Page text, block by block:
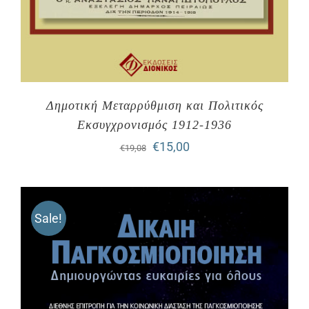
Δημοτική Μεταρρύθμιση και Πολιτικός
Εκσυγχρονισμός 1912-1936
€19,08
Original
€19,08.
€15,00Η
τιμή
είναι:
€15,00.
Sale!